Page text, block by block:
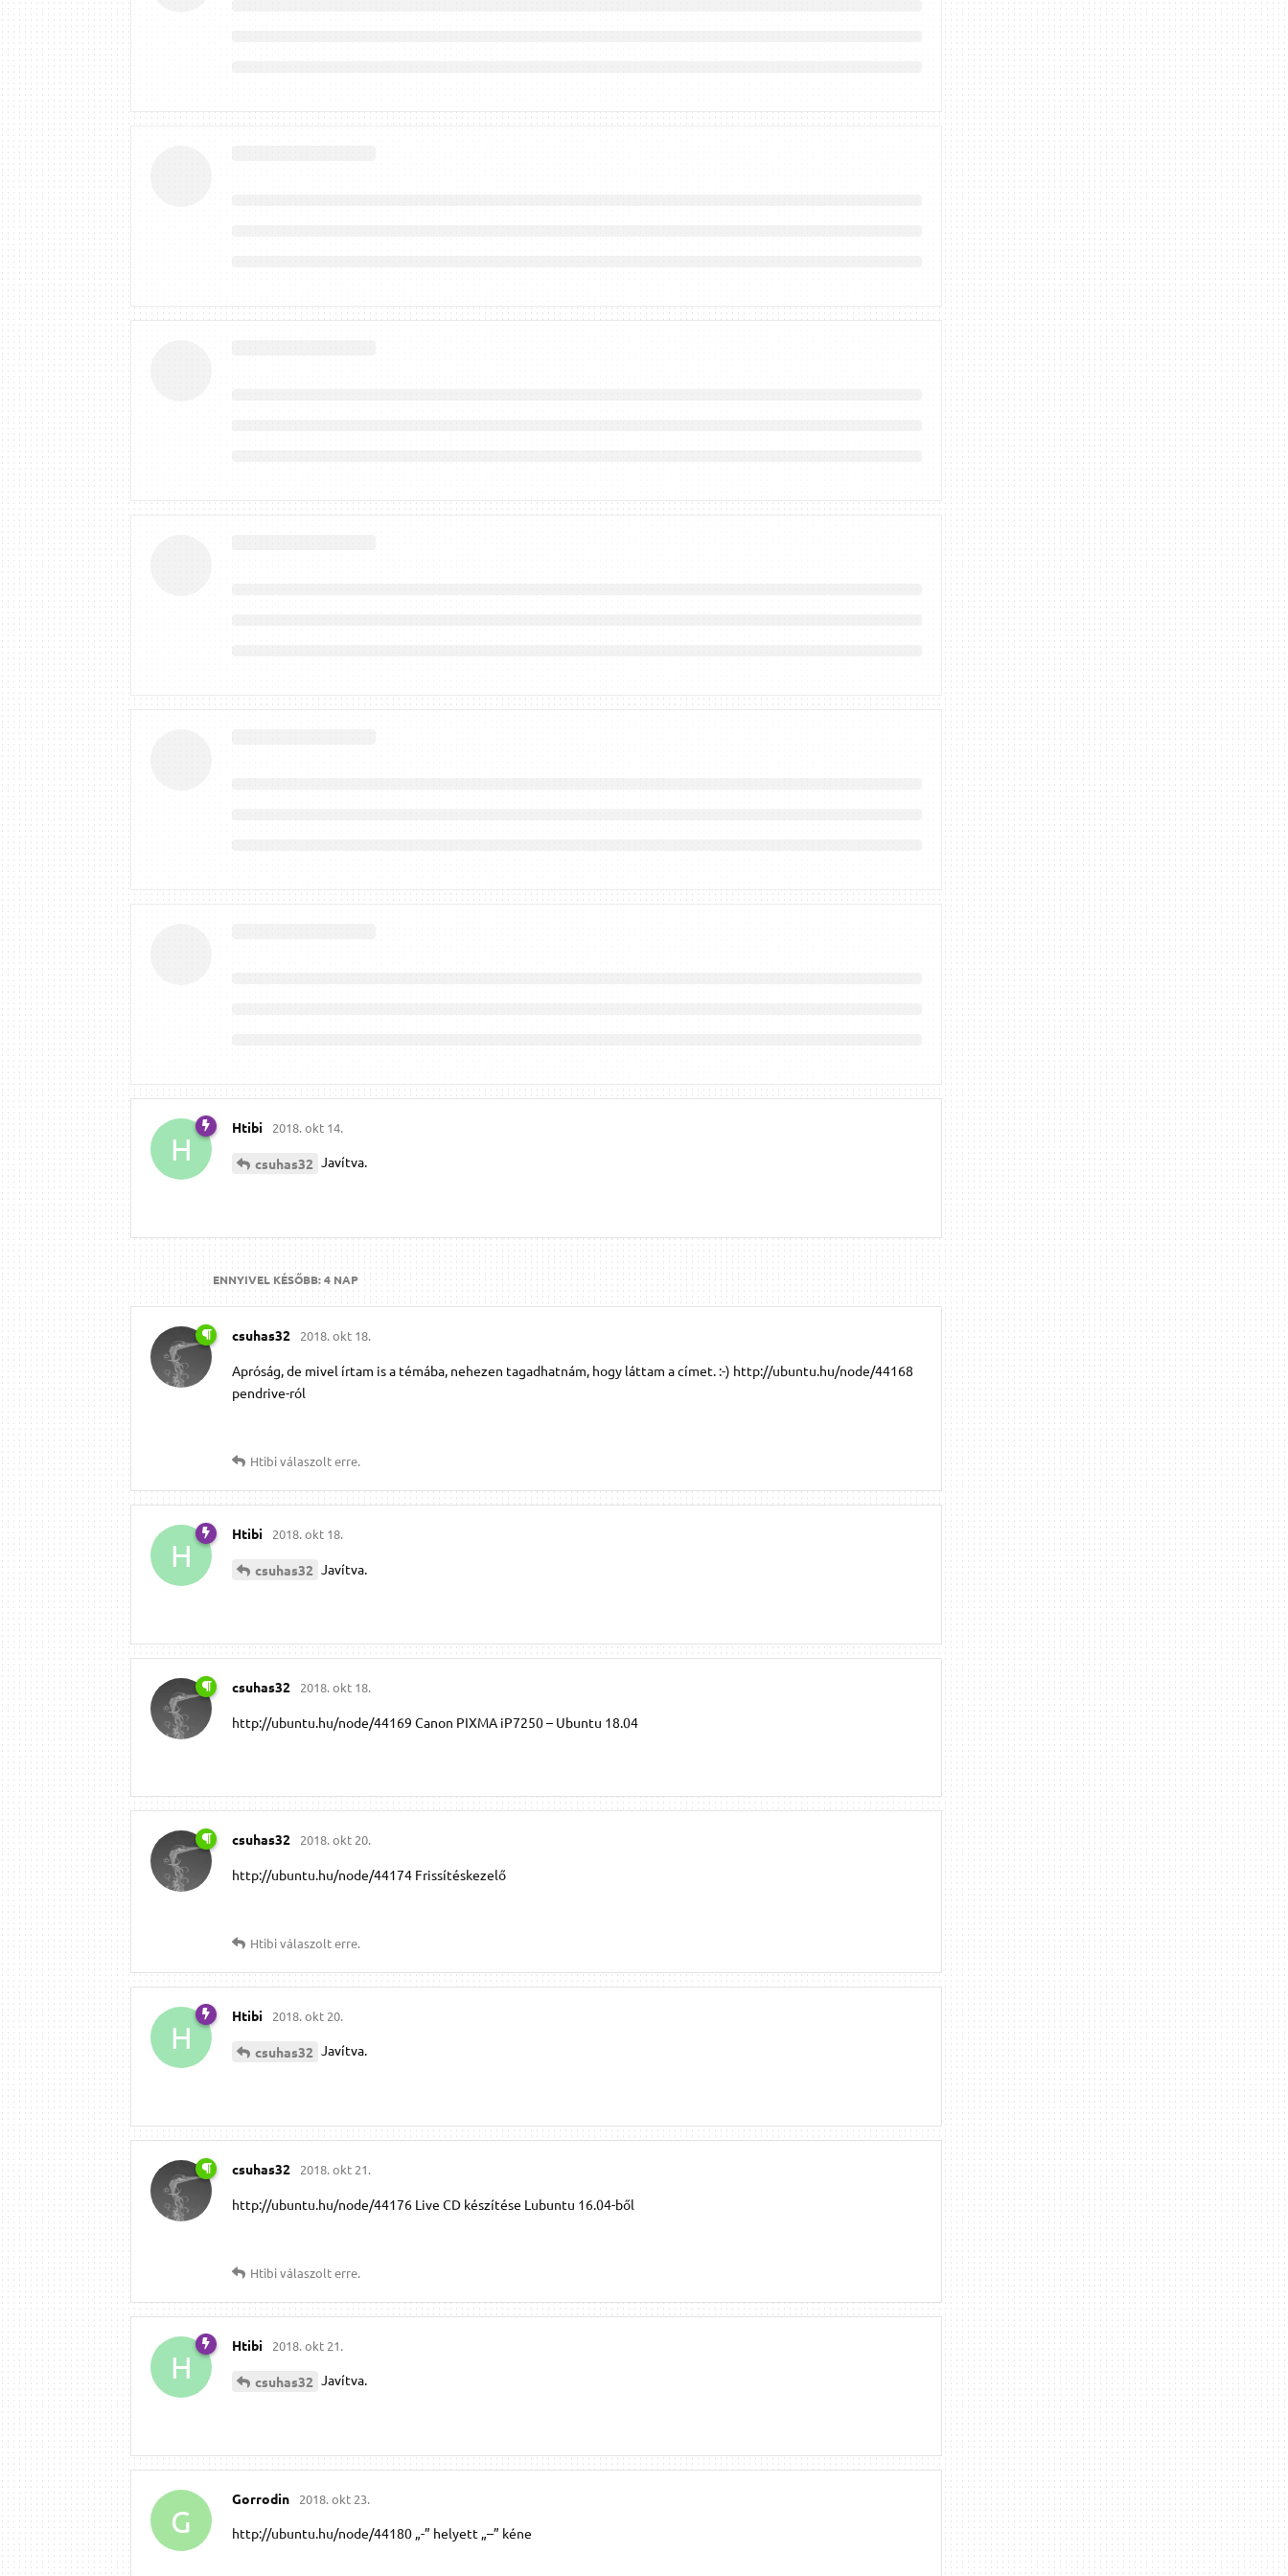
H
Htibi 2018. okt 14.
csuhas32 Javítva.
ENNYIVEL KÉSŐBB:4 NAP
csuhas32 2018. okt 18.
Apróság, de mivel írtam is a témába, nehezen tagadhatnám, hogy láttam a címet. :-) http://ubuntu.hu/node/44168
pendrive-ról
Htibiválaszolt erre.
H
Htibi 2018. okt 18.
csuhas32 Javítva.
csuhas32 2018. okt 18.
http://ubuntu.hu/node/44169 Canon PIXMA iP7250 – Ubuntu 18.04
csuhas32 2018. okt 20.
http://ubuntu.hu/node/44174 Frissítéskezelő
Htibiválaszolt erre.
H
Htibi 2018. okt 20.
csuhas32 Javítva.
csuhas32 2018. okt 21.
http://ubuntu.hu/node/44176 Live CD készítése Lubuntu 16.04-ből
Htibiválaszolt erre.
H
Htibi 2018. okt 21.
csuhas32 Javítva.
G
Gorrodin 2018. okt 23.
http://ubuntu.hu/node/44180 „-” helyett „–” kéne